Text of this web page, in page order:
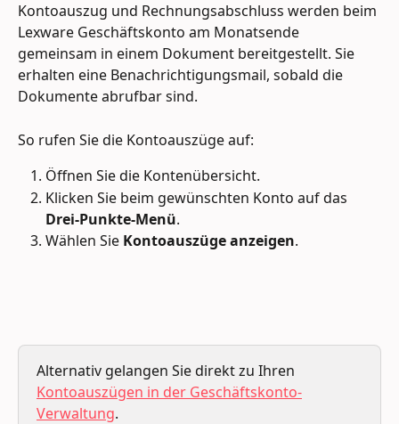
Kontoauszug und Rechnungsabschluss werden beim
Lexware Geschäftskonto am Monatsende
gemeinsam in einem Dokument bereitgestellt. Sie
erhalten eine Benachrichtigungsmail, sobald die
Dokumente abrufbar sind.
So rufen Sie die Kontoauszüge auf:
Öffnen Sie die Kontenübersicht.
Klicken Sie beim gewünschten Konto auf das
Drei-Punkte-Menü.
Wählen Sie Kontoauszüge anzeigen.
Alternativ gelangen Sie direkt zu Ihren
Kontoauszügen in der Geschäftskonto-
Verwaltung.